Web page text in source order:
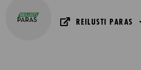
REILUSTI PARAS